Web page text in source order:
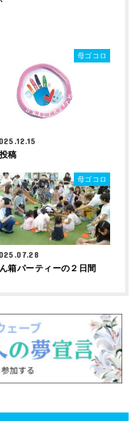
母ゴコロ
稿
母ゴコロ
箱パーティーの２日間